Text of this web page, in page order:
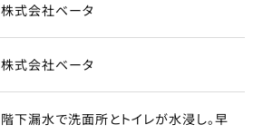
株式会社ベータ
株式会社ベータ
階下漏水で洗面所とトイレが水浸し。早